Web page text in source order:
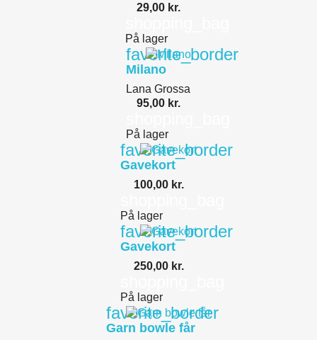
29,00 kr.
På lager
favorite_border
Milano
Lana Grossa
95,00 kr.
På lager
favorite_border
Gavekort
100,00 kr.
På lager
favorite_border
Gavekort
250,00 kr.
På lager
favorite_border
Garn bowle får